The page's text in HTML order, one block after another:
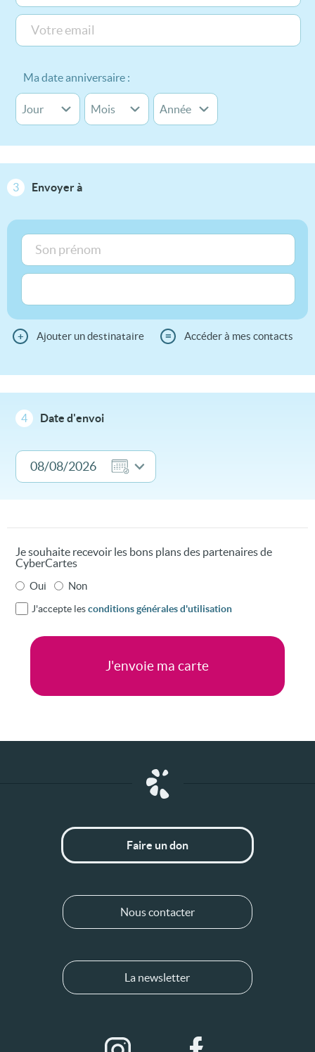
Ma date anniversaire :
3 Envoyer à
+ Ajouter un destinataire ≡ Accéder à mes contacts
4 Date d'envoi
Je souhaite recevoir les bons plans des partenaires de
CyberCartes
Oui Non
J'accepte lesconditions générales d'utilisation
Faire un don
Nous contacter
La newsletter